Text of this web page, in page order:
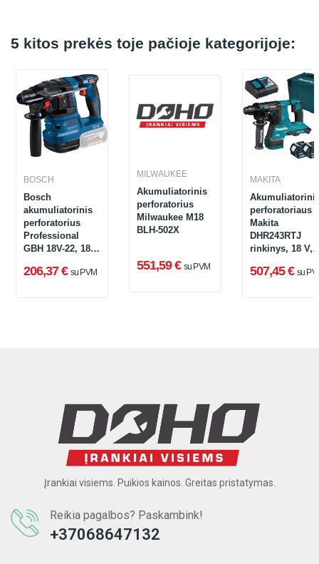
5 kitos prekės toje pačioje kategorijoje:
BOSCH
Bosch
akumuliatorinis
perforatorius
Professional
GBH 18V-22, 18
Plus
206,37 € su PVM
MILWAUKEE
Akumuliatorinis
perforatorius
Milwaukee M18
BLH-502X
551,59 € su PVM
MAKITA
perforatoriaus
Makita
DHR243RTJ
rinkinys, 18 V,
Ah, įkroviklis +
507,45 € su
Įrankiai visiems. Puikios kainos. Greitas pristatymas.
Reikia pagalbos? Paskambink!
+37068647132